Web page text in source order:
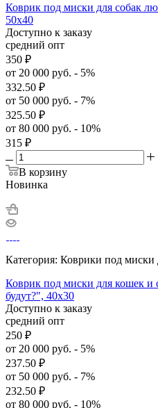
Коврик под миски для собак
50х40
Доступно к заказу
средний опт
350 ₽
от 20 000 руб. - 5%
332.50 ₽
от 50 000 руб. - 7%
325.50 ₽
от 80 000 руб. - 10%
315 ₽
В корзину
Новинка
Категория: Коврики под
Коврик под миски для кошек и
будут?", 40х30
Доступно к заказу
средний опт
250 ₽
от 20 000 руб. - 5%
237.50 ₽
от 50 000 руб. - 7%
232.50 ₽
от 80 000 руб. - 10%